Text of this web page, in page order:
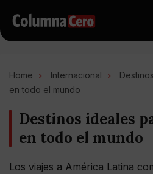
Home Internacional
en todo el mundo
Destinos ideales
en todo el mundo
Los viajes a América Latina